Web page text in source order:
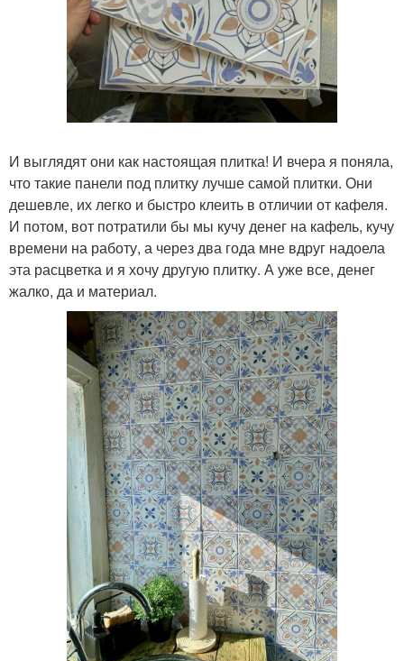
И выглядят они как настоящая плитка! И вчера я поняла,
что такие панели под плитку лучше самой плитки. Они
дешевле, их легко и быстро клеить в отличии от кафеля.
И потом, вот потратили бы мы кучу денег на кафель, кучу
времени на работу, а через два года мне вдруг надоела
эта расцветка и я хочу другую плитку. А уже все, денег
жалко, да и материал.